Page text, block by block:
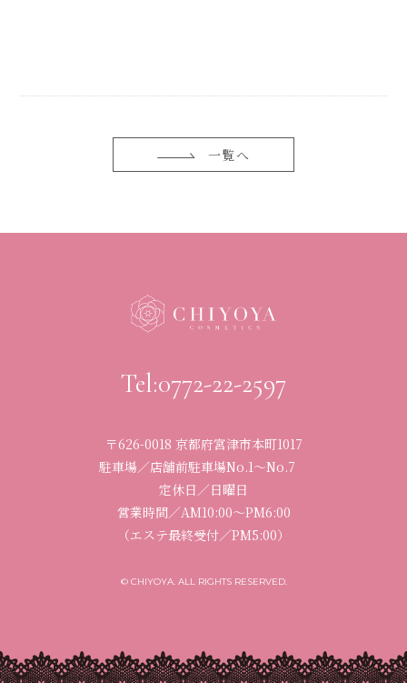
一覧へ
Tel:0772-22-2597
〒626-0018 京都府宮津市本町1017
駐車場／店舗前駐車場No.1〜No.7
定休日／日曜日
営業時間／AM10:00〜PM6:00
（エステ最終受付／PM5:00）
© CHIYOYA. ALL RIGHTS RESERVED.